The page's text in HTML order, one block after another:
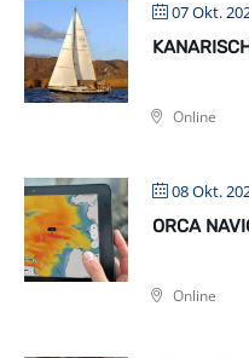
07 Okt.
Online
08 Okt.
ORCA
Online